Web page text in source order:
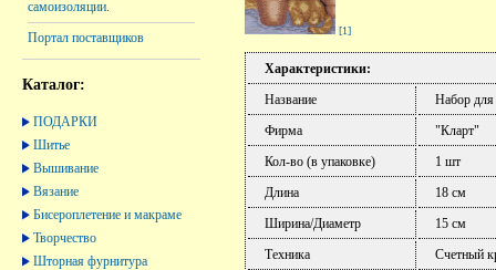
самоизоляции.
Портал поставщиков
Каталог:
ПОДАРКИ
Шитье
Вышивание
Вязание
Бисероплетение и макраме
Творчество
Шторная фурнитура
[1]
Характеристики:
Название
Набор
Фирма
"Кларт"
Кол-во (в упаковке)
1 шт
Длина
18 см
Ширина/Диаметр
15 см
Техника
Счетный